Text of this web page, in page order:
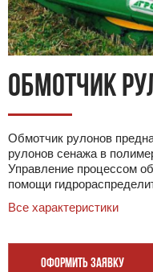
ОБМОТЧИК
Обмотчик рулонов
рулонов сенажа в
Управление процессом
помощи
Все характеристики
ОФОРМИТЬ ЗАЯВКУ